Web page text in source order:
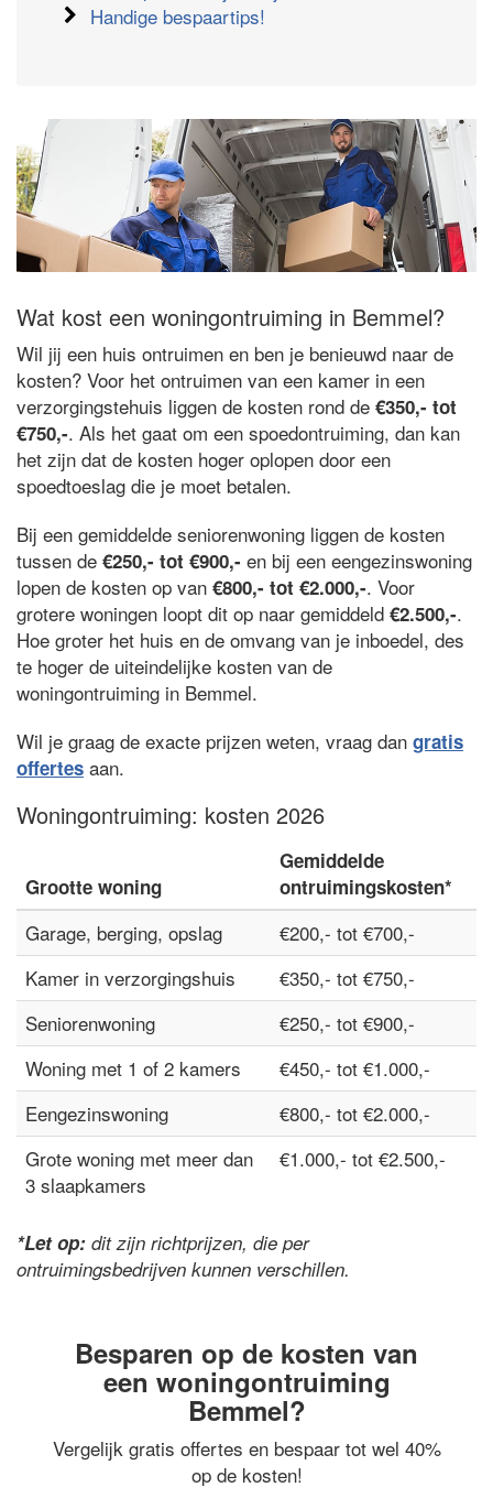
Handige bespaartips!
Wat kost een woningontruiming in Bemmel?
Wil jij een huis ontruimen en ben je benieuwd naar de
kosten? Voor het ontruimen van een kamer in een
verzorgingstehuis liggen de kosten rond de €350,- tot
€750,-. Als het gaat om een spoedontruiming, dan kan
het zijn dat de kosten hoger oplopen door een
spoedtoeslag die je moet betalen.
Bij een gemiddelde seniorenwoning liggen de kosten
tussen de €250,- tot €900,- en bij een eengezinswoning
lopen de kosten op van €800,- tot €2.000,-. Voor
grotere woningen loopt dit op naar gemiddeld €2.500,-.
Hoe groter het huis en de omvang van je inboedel, des
te hoger de uiteindelijke kosten van de
woningontruiming in Bemmel.
Wil je graag de exacte prijzen weten, vraag dan gratis
offertes aan.
Woningontruiming: kosten 2026
Grootte woning
Gemiddelde
ontruimingskosten*
Garage, berging, opslag
€200,- tot €700,-
Kamer in verzorgingshuis
€350,- tot €750,-
Seniorenwoning
€250,- tot €900,-
Woning met 1 of 2 kamers
€450,- tot €1.000,-
Eengezinswoning
€800,- tot €2.000,-
Grote woning met meer dan
3 slaapkamers
€1.000,- tot €2.500,-
*Let op: dit zijn richtprijzen, die per
ontruimingsbedrijven kunnen verschillen.
Besparen op de kosten van
een woningontruiming
Bemmel?
Vergelijk gratis offertes en bespaar tot wel 40%
op de kosten!